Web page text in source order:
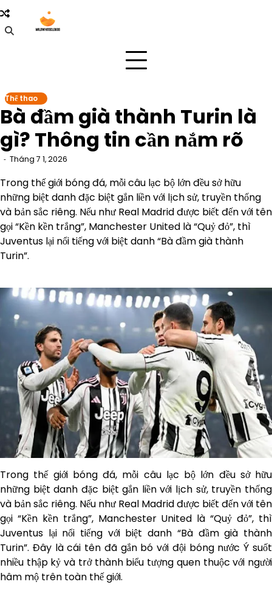
Skip
to
content
Thể thao
Bà đầm già thành Turin là
gì? Thông tin cần nắm rõ
Tháng 7 1, 2026
Trong thế giới bóng đá, mỗi câu lạc bộ lớn đều sở hữu
những biệt danh đặc biệt gắn liền với lịch sử, truyền thống
và bản sắc riêng. Nếu như Real Madrid được biết đến với tên
gọi “Kền kền trắng”, Manchester United là “Quỷ đỏ”, thì
Juventus lại nổi tiếng với biệt danh “Bà đầm già thành
Turin”.
Trong thế giới bóng đá, mỗi câu lạc bộ lớn đều sở hữu
những biệt danh đặc biệt gắn liền với lịch sử, truyền thống
và bản sắc riêng. Nếu như Real Madrid được biết đến với tên
gọi “Kền kền trắng”, Manchester United là “Quỷ đỏ”, thì
Juventus lại nổi tiếng với biệt danh “Bà đầm già thành
Turin”. Đây là cái tên đã gắn bó với đội bóng nước Ý suốt
nhiều thập kỷ và trở thành biểu tượng quen thuộc với người
hâm mộ trên toàn thế giới.